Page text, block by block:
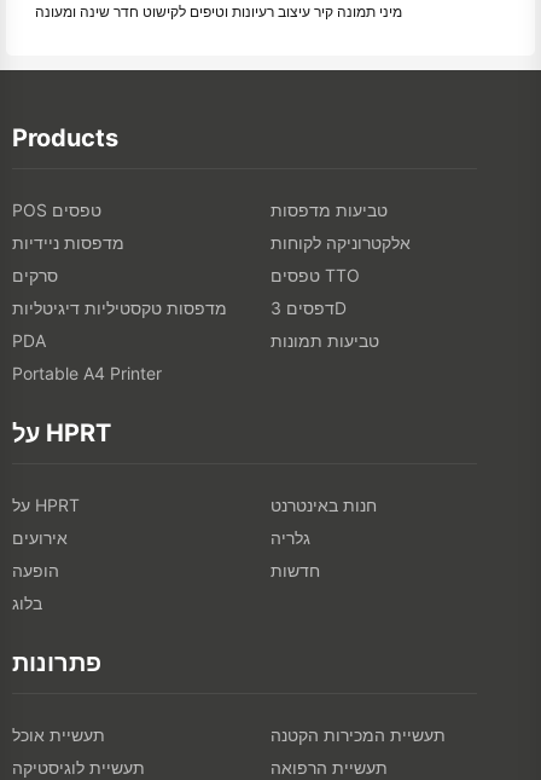
מיני תמונה קיר עיצוב רעיונות וטיפים לקישוט חדר שינה ומעונה
Products
POS טפסים
טביעות מדפסות
מדפסות ניידיות
אלקטרוניקה לקוחות
סרקים
טפסים TTO
מדפסות טקסטיליות דיגיטליות
דפסים 3D
PDA
טביעות תמונות
Portable A4 Printer
על HPRT
על HPRT
חנות באינטרנט
אירועים
גלריה
הופעה
חדשות
בלוג
פתרונות
תעשיית אוכל
תעשיית המכירות הקטנה
תעשיית לוגיסטיקה
תעשיית הרפואה